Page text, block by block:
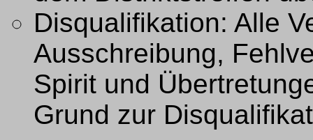
Disqualifikation: Alle
Ausschreibung,
Spirit und
Grund zur